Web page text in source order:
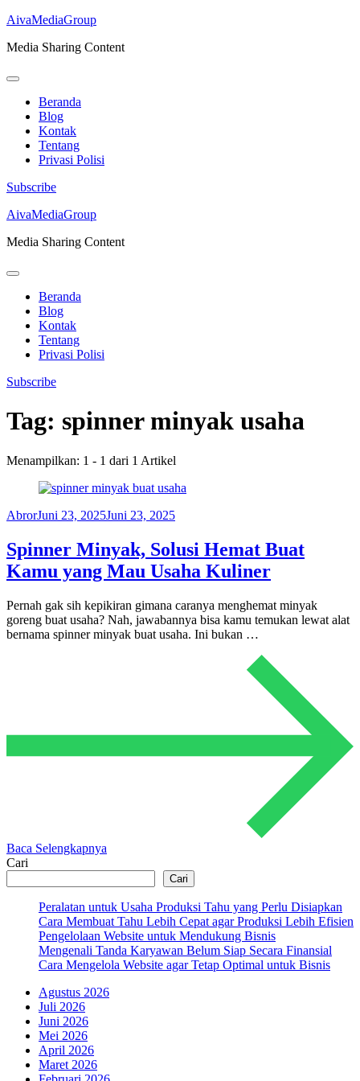
AivaMediaGroup
Media Sharing Content
Beranda
Blog
Kontak
Tentang
Privasi Polisi
Subscribe
Lompat
konten
Enter)
AivaMediaGroup
Media Sharing Content
Beranda
Blog
Kontak
Tentang
Privasi Polisi
Subscribe
Tag: spinner minyak usaha
Menampilkan: 1 - 1 dari 1 Artikel
AbrorJuni 23, 2025Juni 23, 2025
Spinner Minyak, Solusi Hemat Buat
Kamu yang Mau Usaha Kuliner
Pernah gak sih kepikiran gimana caranya menghemat minyak
goreng buat usaha? Nah, jawabannya bisa kamu temukan lewat alat
bernama spinner minyak buat usaha. Ini bukan …
Baca Selengkapnya
Cari
Cari
Peralatan untuk Usaha Produksi Tahu yang Perlu Disiapkan
Cara Membuat Tahu Lebih Cepat agar Produksi Lebih Efisien
Pengelolaan Website untuk Mendukung Bisnis
Mengenali Tanda Karyawan Belum Siap Secara Finansial
Cara Mengelola Website agar Tetap Optimal untuk Bisnis
Agustus 2026
Juli 2026
Juni 2026
Mei 2026
April 2026
Maret 2026